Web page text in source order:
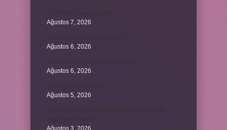
Ağustos 7, 2026
Ağustos 6, 2026
Ağustos 6, 2026
Ağustos 5, 2026
Ağustos 3, 2026